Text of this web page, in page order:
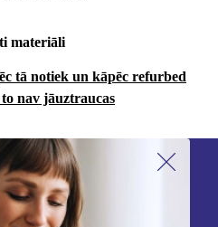
materiāli
tā notiek un kāpēc refurbed
nav jāuztraucas
mūsu jaunumu
garām nevienu